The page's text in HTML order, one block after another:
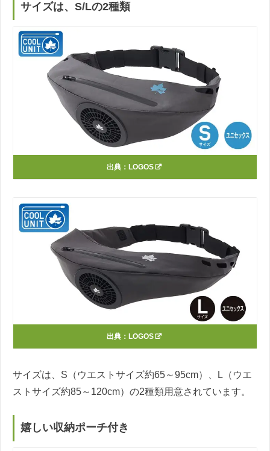
サイズは、S/Lの2種類
出典： LOGOS
出典： LOGOS
サイズは、S（ウエストサイズ約65～95cm）、L（ウエ
ストサイズ約85～120cm）の2種類用意されています。
嬉しい収納ポーチ付き